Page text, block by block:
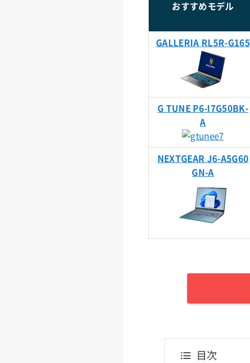
おすすめモデル
GALLERIA RL5R-G165
G TUNE P6-I7G50BK-
A
NEXTGEAR J6-A5G60
GN-A
目次